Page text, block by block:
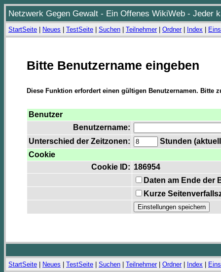
Netzwerk Gegen Gewalt - Ein Offenes WikiWeb - Jeder
StartSeite Neues TestSeite Suchen Teilnehmer| Ordner| Index
Bitte Benutzername eingeben
Diese Funktion erfordert einen gültigen Benutzernamen. Bitte
Benutzer
Benutzername:
Unterschied der Zeitzonen:
Stunden
Cookie
Cookie ID: 186954
Daten am Ende der
Kurze
StartSeite Neues TestSeite Suchen Teilnehmer| Ordner| Index